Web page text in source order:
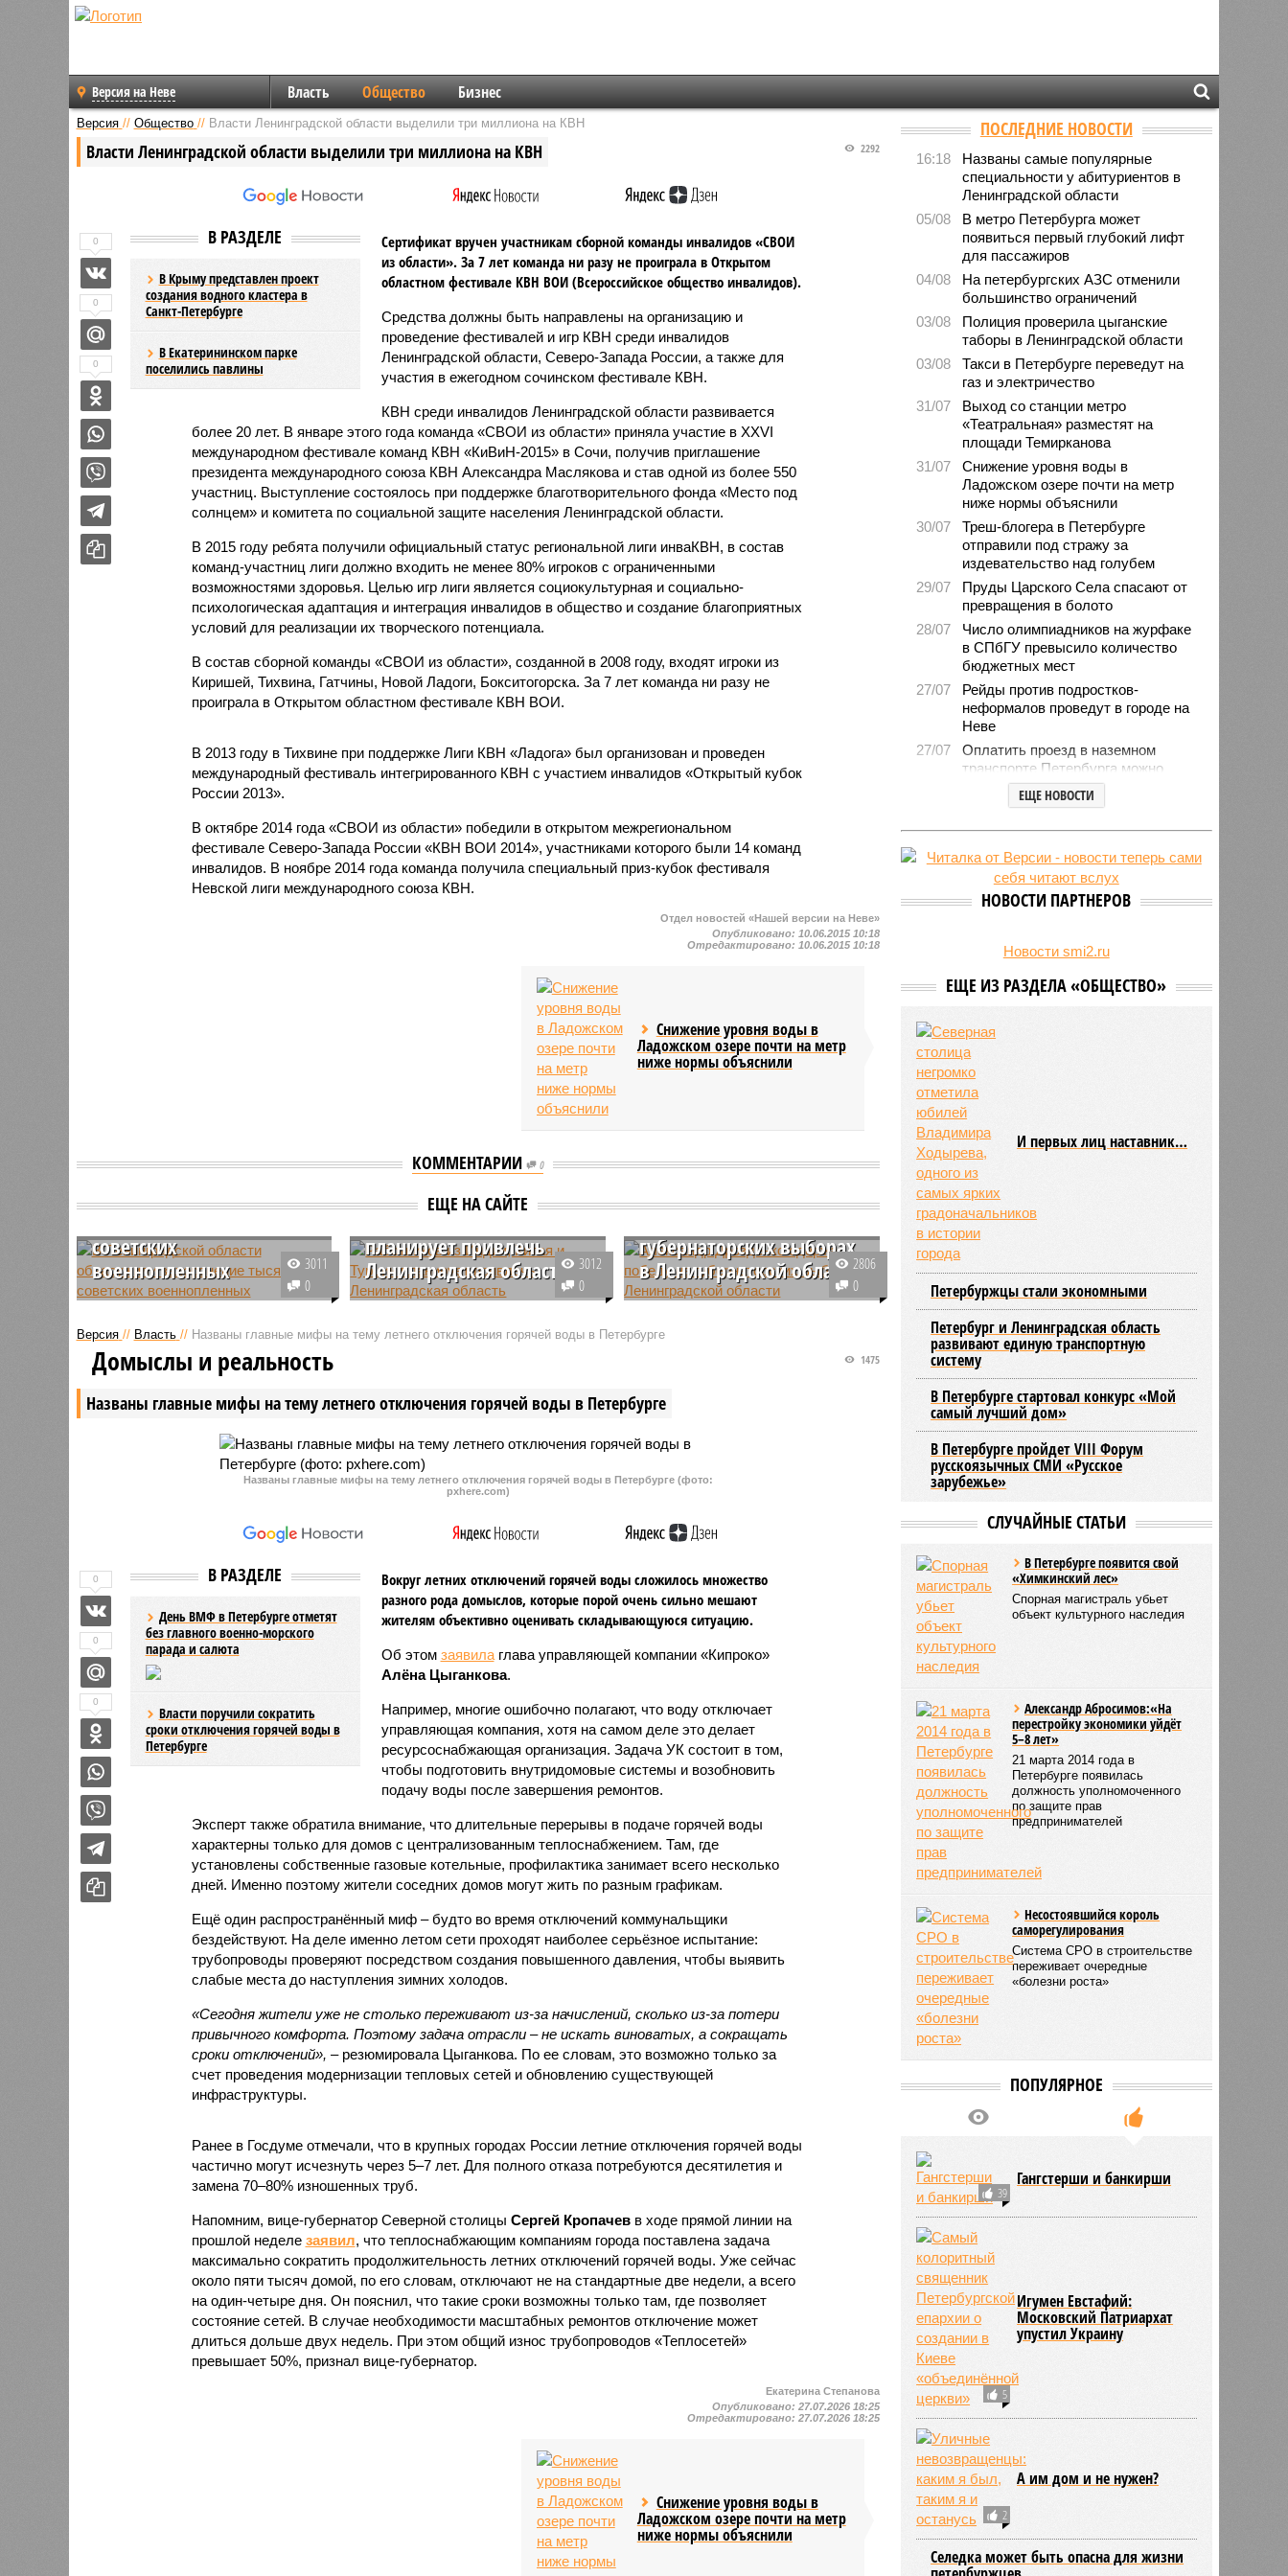
Версия на Неве Власть Общество Бизнес
Версия // Общество // Власти Ленинградской области выделили три миллиона на КВН
Власти Ленинградской области выделили три миллиона на КВН 2292
В РАЗДЕЛЕ
В Крыму представлен проект
создания водного кластера в
Санкт-Петербурге
В Екатерининском парке
поселились павлины
Сертификат вручен участникам сборной команды инвалидов «СВОИ
из области». За 7 лет команда ни разу не проиграла в Открытом
областном фестивале КВН ВОИ (Всероссийское общество инвалидов).
Средства должны быть направлены на организацию и
проведение фестивалей и игр КВН среди инвалидов
Ленинградской области, Северо-Запада России, а также для
участия в ежегодном сочинском фестивале КВН.
КВН среди инвалидов Ленинградской области развивается
более 20 лет. В январе этого года команда «СВОИ из области» приняла участие в XXVI
международном фестивале команд КВН «КиВиН-2015» в Сочи, получив приглашение
президента международного союза КВН Александра Маслякова и став одной из более 550
участниц. Выступление состоялось при поддержке благотворительного фонда «Место под
солнцем» и комитета по социальной защите населения Ленинградской области.
В 2015 году ребята получили официальный статус региональной лиги инваКВН, в состав
команд-участниц лиги должно входить не менее 80% игроков с ограниченными
возможностями здоровья. Целью игр лиги является социокультурная и социально-
психологическая адаптация и интеграция инвалидов в общество и создание благоприятных
условий для реализации их творческого потенциала.
В состав сборной команды «СВОИ из области», созданной в 2008 году, входят игроки из
Киришей, Тихвина, Гатчины, Новой Ладоги, Бокситогорска. За 7 лет команда ни разу не
проиграла в Открытом областном фестивале КВН ВОИ.
В 2013 году в Тихвине при поддержке Лиги КВН «Ладога» был организован и проведен
международный фестиваль интегрированного КВН с участием инвалидов «Открытый кубок
России 2013».
В октябре 2014 года «СВОИ из области» победили в открытом межрегиональном
фестивале Северо-Запада России «КВН ВОИ 2014», участниками которого были 14 команд
инвалидов. В ноябре 2014 года команда получила специальный приз-кубок фестиваля
Невской лиги международного союза КВН.
0
0
0
Отдел новостей «Нашей версии на Неве»
Опубликовано: 10.06.2015 10:18
Отредактировано: 10.06.2015 10:18
Снижение уровня воды в
Ладожском озере почти на метр
ниже нормы объяснили
КОММЕНТАРИИ 0
ЕЩЕ НА САЙТЕ
В Ленинградской области
обнаружили
советских
военнопленных
В Кингисеппском районе
территории Котельского
сельского поселения в ходе
археологических работ выявлено
масштабное воинское
Отечественной войны.
3011
0
Работников из Индии,
Китая и Турции
планирует привлечь
Ленинградская область
В текущем году власти
рассчитывают согласовать
работы на 35 предприятиях
3012
0
Александр Дрозденко
губернаторских выборах
в Ленинградской области
Действующий губернатор
Дрозденко по результатам
региона в третий раз подряд.
2806
0
Версия // Власть // Названы главные мифы на тему летнего отключения горячей воды в Петербурге
Названы главные мифы на тему летнего отключения горячей воды в Петербурге
1475
Домыслы и реальность
Названы главные мифы на тему летнего отключения горячей воды в Петербурге (фото:
pxhere.com)
В РАЗДЕЛЕ
День ВМФ в Петербурге отметят
без главного военно-морского
парада и салюта
Власти поручили сократить
сроки отключения горячей воды в
Петербурге
Вокруг летних отключений горячей воды сложилось множество
разного рода домыслов, которые порой очень сильно мешают
жителям объективно оценивать складывающуюся ситуацию.
Об этом заявилаглава управляющей компании «Кипроко»
Алёна Цыганкова.
Например, многие ошибочно полагают, что воду отключает
управляющая компания, хотя на самом деле это делает
ресурсоснабжающая организация. Задача УК состоит в том,
чтобы подготовить внутридомовые системы и возобновить
подачу воды после завершения ремонтов.
Эксперт также обратила внимание, что длительные перерывы в подаче горячей воды
характерны только для домов с централизованным теплоснабжением. Там, где
установлены собственные газовые котельные, профилактика занимает всего несколько
дней. Именно поэтому жители соседних домов могут жить по разным графикам.
Ещё один распространённый миф – будто во время отключений коммунальщики
бездействуют. На деле именно летом сети проходят наиболее серьёзное испытание:
трубопроводы проверяют посредством создания повышенного давления, чтобы выявить
слабые места до наступления зимних холодов.
«Сегодня жители уже не столько переживают из-за начислений, сколько из-за потери
привычного комфорта. Поэтому задача отрасли – не искать виноватых, а сокращать
сроки отключений», – резюмировала Цыганкова. По ее словам, это возможно только за
счет проведения модернизации тепловых сетей и обновлению существующей
инфраструктуры.
Ранее в Госдуме отмечали, что в крупных городах России летние отключения горячей воды
частично могут исчезнуть через 5–7 лет. Для полного отказа потребуются десятилетия и
замена 70–80% изношенных труб.
Напомним, вице-губернатор Северной столицы Сергей Кропачевв ходе прямой линии на
прошлой неделе заявил, что теплоснабжающим компаниям города поставлена задача
максимально сократить продолжительность летних отключений горячей воды. Уже сейчас
около пяти тысяч домой, по его словам, отключают не на стандартные две недели, а всего
на один-четыре дня. Он пояснил, что такие сроки возможны только там, где позволяет
состояние сетей. В случае необходимости масштабных ремонтов отключение может
длиться дольше двух недель. При этом общий износ трубопроводов «Теплосетей»
превышает 50%, признал вице-губернатор.
0
0
0
Екатерина Степанова
Опубликовано:27.07.2026 18:25
Отредактировано:27.07.2026 18:25
Снижение уровня воды в
Ладожском озере почти на метр
ниже нормы объяснили
ПОСЛЕДНИЕ НОВОСТИ
16:18
Названы самые популярные
специальности у абитуриентов в
Ленинградской области
05/08
В метро Петербурга может
появиться первый глубокий лифт
для пассажиров
04/08
На петербургских АЗС отменили
большинство ограничений
03/08
Полиция проверила цыганские
таборы в Ленинградской области
03/08
Такси в Петербурге переведут на
газ и электричество
31/07
Выход со станции метро
«Театральная» разместят на
площади Темирканова
31/07
Снижение уровня воды в
Ладожском озере почти на метр
ниже нормы объяснили
30/07
Треш-блогера в Петербурге
отправили под стражу за
издевательство над голубем
29/07
Пруды Царского Села спасают от
превращения в болото
28/07
Число олимпиадников на журфаке
в СПбГУ превысило количество
бюджетных мест
27/07
Рейды против подростков-
неформалов проведут в городе на
Неве
27/07
Оплатить проезд в наземном
транспорте Петербурга можно
будет по геолокации
Власти поручили сократить сроки
отключения горячей воды в
День ВМФ в Петербурге отметят
без главного военно-морского
парада и салюта
прав предложили ввести в
ЕЩЕ НОВОСТИ
НОВОСТИ ПАРТНЕРОВ
Новости smi2.ru
ЕЩЕ ИЗ РАЗДЕЛА «ОБЩЕСТВО»
И первых лиц наставник…
Петербуржцы стали экономными
Петербург и Ленинградская область
развивают единую транспортную
систему
В Петербурге стартовал конкурс «Мой
самый лучший дом»
В Петербурге пройдет VIII Форум
русскоязычных СМИ «Русское
зарубежье»
СЛУЧАЙНЫЕ СТАТЬИ
В Петербурге появится свой
«Химкинский лес»
Спорная магистраль убьет
объект культурного наследия
Александр Абросимов:«На
перестройку экономики уйдёт
5–8 лет»
21 марта 2014 года в
Петербурге появилась
должность уполномоченного
по защите прав
предпринимателей
Несостоявшийся король
саморегулирования
Система СРО в строительстве
переживает очередные
«болезни роста»
ПОПУЛЯРНОЕ
39
Гангстерши и банкирши
5
Игумен Евстафий:
Московский Патриархат
упустил Украину
2
А им дом и не нужен?
Селедка может быть опасна для жизни